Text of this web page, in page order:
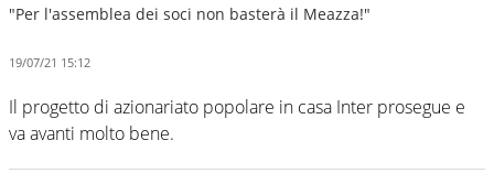
"Per l'assemblea dei soci non basterà il Meazza!"
19/07/21 15:12
Il progetto di azionariato popolare in casa Inter prosegue e
va avanti molto bene.